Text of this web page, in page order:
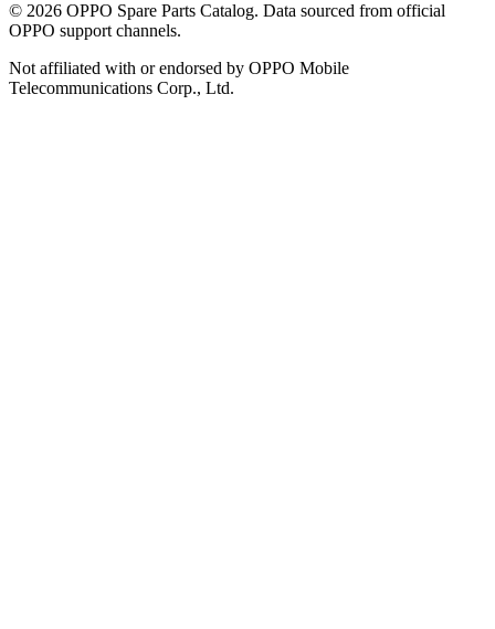
© 2026 OPPO Spare Parts Catalog. Data sourced from official
OPPO support channels.
Not affiliated with or endorsed by OPPO Mobile
Telecommunications Corp., Ltd.